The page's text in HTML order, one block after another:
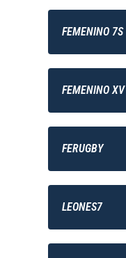
FEMENINO 7S
FEMENINO XV
FERUGBY
LEONES7